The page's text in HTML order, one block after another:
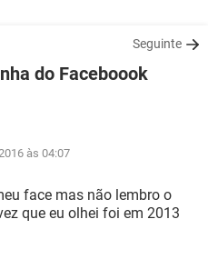
GMAIL
WHATSAPP
FACEBOOK
GMAIL
FACEBOOK
Seguinte
do Faceboook
às 04:07
face mas não lembro o
que eu olhei foi em 2013